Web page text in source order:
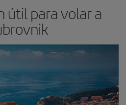
útil para volar a